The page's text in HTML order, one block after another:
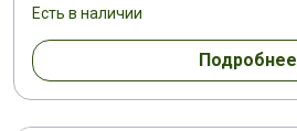
Есть в наличии
Подробнее